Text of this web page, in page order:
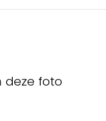
deze foto